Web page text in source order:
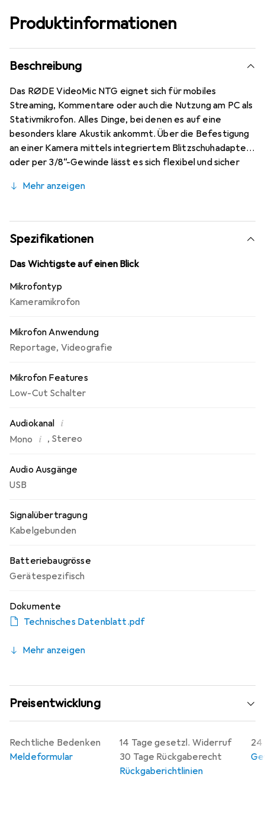
Produktinformationen
Beschreibung
Das RØDE VideoMic NTG eignet sich für mobiles
Streaming, Kommentare oder auch die Nutzung am PC als
Stativmikrofon. Alles Dinge, bei denen es auf eine
besonders klare Akustik ankommt. Über die Befestigung
an einer Kamera mittels integriertem Blitzschuhadapter
oder per 3/8“-Gewinde lässt es sich flexibel und sicher
zur optimalen Anpassung an das nachfolgende Gerät. Die
vorne erlaubt transparente, färbungsfreie Tonqualität
bei der Aufnahme von Videos oder Streams. Ein
kompaktes und ultra-leichtes Aluminiumgehäuse sorgt
für hohen Komfort, auch bei längerer Nutzung.
Mehr anzeigen
Spezifikationen
Das Wichtigste auf einen Blick
Mikrofontyp
Kameramikrofon
Mikrofon Anwendung
Reportage, Videografie
Mikrofon Features
Low-Cut Schalter
Audiokanal i
Mono i , Stereo
Audio Ausgänge
USB
Signalübertragung
Kabelgebunden
Batteriebaugrösse
Gerätespezifisch
Dokumente
Technisches Datenblatt.pdf
Mehr anzeigen
Preisentwicklung
14 Tage gesetzl. Widerruf
30 Tage Rückgaberecht
Rückgaberichtlinien
24
Rechtliche Bedenken
Meldeformular